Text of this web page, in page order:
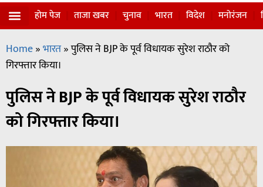
होम पेज ताजा खबर चुनाव भारत विदेश मनोरंजन
Home»भारत»पुलिस ने BJP के पूर्व विधायक सुरेश राठौर को
गिरफ्तार किया।
पुलिस ने BJP के पूर्व विधायक सुरेश राठौर
को गिरफ्तार किया।